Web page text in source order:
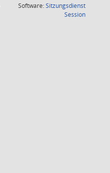
Software:Sitzungsdienst
Session(Wird in